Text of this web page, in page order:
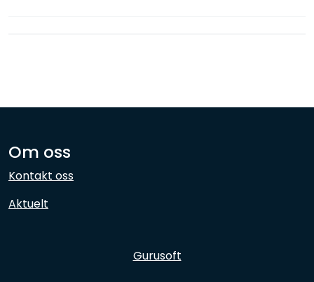
Om oss
Kontakt oss
Aktuelt
Gurusoft